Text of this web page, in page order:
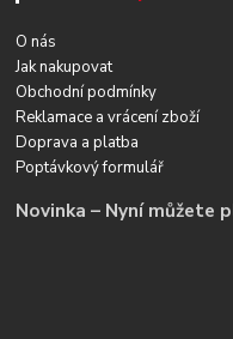
O nás
Jak nakupovat
Obchodní podmínky
Reklamace a vrácení zboží
Doprava a platba
Poptávkový formulář
Novinka – Nyní